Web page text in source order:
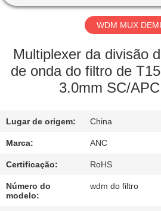
EXCURSÃO
FÁBRICA
CONTROLE
QUALIDADE
CONTACTE-
NOS
WDM MUX
Multiplexer da divisão
de onda do filtro de
3.0mm SC/
Lugar de origem: China
Marca: ANC
Certificação: RoHS
Número do
modelo:
wdm do filtro